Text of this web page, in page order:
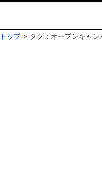
トップ タグ：オープンキャン